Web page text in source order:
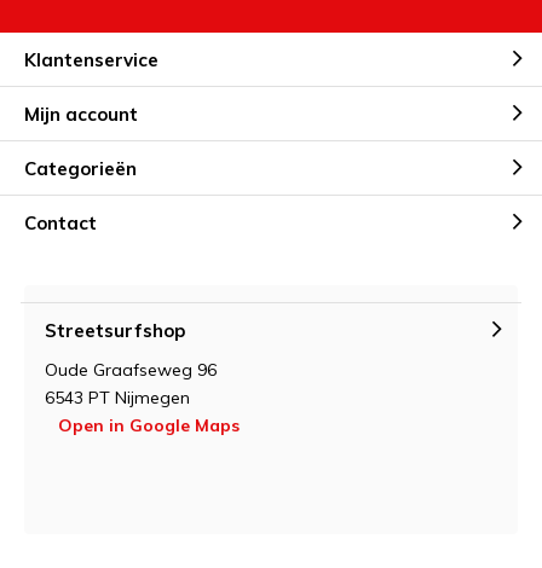
Klantenservice
Mijn account
Categorieën
Contact
Streetsurfshop
Oude Graafseweg 96
6543 PT Nijmegen
Open in Google Maps